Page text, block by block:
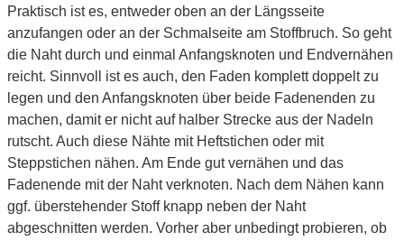
Praktisch ist es, entweder oben an der Längsseite
anzufangen oder an der Schmalseite am Stoffbruch. So geht
die Naht durch und einmal Anfangsknoten und Endvernähen
reicht. Sinnvoll ist es auch, den Faden komplett doppelt zu
legen und den Anfangsknoten über beide Fadenenden zu
machen, damit er nicht auf halber Strecke aus der Nadeln
rutscht. Auch diese Nähte mit Heftstichen oder mit
Steppstichen nähen. Am Ende gut vernähen und das
Fadenende mit der Naht verknoten. Nach dem Nähen kann
ggf. überstehender Stoff knapp neben der Naht
abgeschnitten werden. Vorher aber unbedingt probieren, ob